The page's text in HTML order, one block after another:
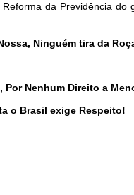
da Previdência do
Ninguém tira da
Por Nenhum Direito a
o Brasil exige Respeito!